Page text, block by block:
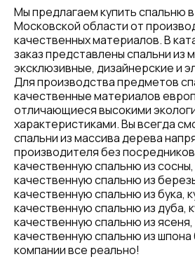
Мы предлагаем купить спальню
Московской области от
качественных материалов. В
заказ представлены спальни из
эксклюзивные, дизайнерские и
Для производства предметов
качественные материалов
отличающиеся высокими
характеристиками. Вы всегда
спальни из массива дерева
производителя без
качественную спальню из сосны,
качественную спальню из
качественную спальню из бука,
качественную спальню из дуба,
качественную спальню из ясеня,
качественную спальню из шпона
компании все реально!